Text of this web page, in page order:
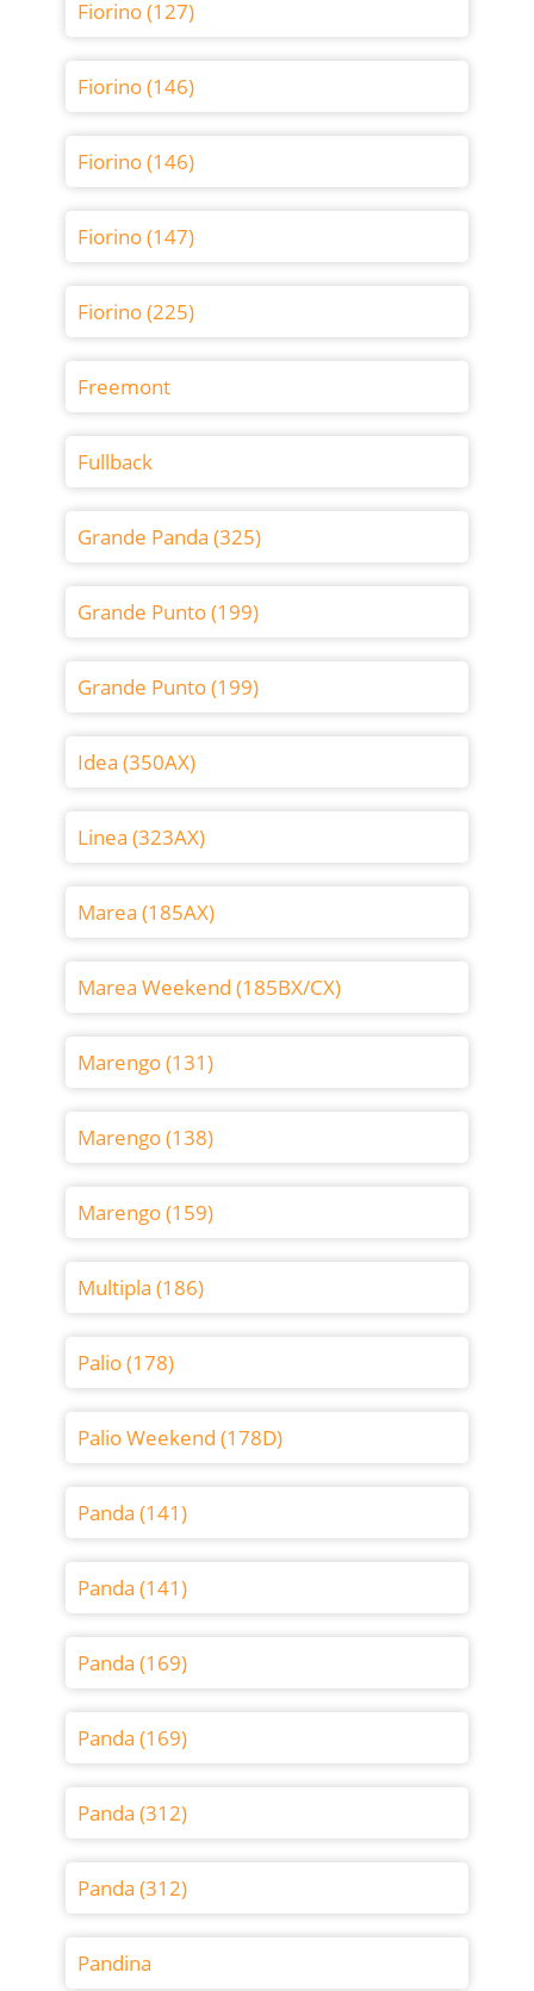
Fiorino (127)
Fiorino (146)
Fiorino (146)
Fiorino (147)
Fiorino (225)
Freemont
Fullback
Grande Panda (325)
Grande Punto (199)
Grande Punto (199)
Idea (350AX)
Linea (323AX)
Marea (185AX)
Marea Weekend (185BX/CX)
Marengo (131)
Marengo (138)
Marengo (159)
Multipla (186)
Palio (178)
Palio Weekend (178D)
Panda (141)
Panda (141)
Panda (169)
Panda (169)
Panda (312)
Panda (312)
Pandina